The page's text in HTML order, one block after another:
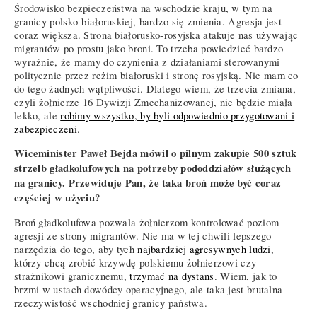
Środowisko bezpieczeństwa na wschodzie kraju, w tym na
granicy polsko-białoruskiej, bardzo się zmienia. Agresja jest
coraz większa. Strona białorusko-rosyjska atakuje nas używając
migrantów po prostu jako broni. To trzeba powiedzieć bardzo
wyraźnie, że mamy do czynienia z działaniami sterowanymi
politycznie przez reżim białoruski i stronę rosyjską. Nie mam co
do tego żadnych wątpliwości. Dlatego wiem, że trzecia zmiana,
czyli żołnierze 16 Dywizji Zmechanizowanej, nie będzie miała
lekko, alerobimy wszystko, by byli odpowiednio przygotowani i
zabezpieczeni.
Wiceminister Paweł Bejda mówił o pilnym zakupie 500 sztuk
strzelb gładkolufowych na potrzeby pododdziałów służących
na granicy. Przewiduje Pan, że taka broń może być coraz
częściej w użyciu?
Broń gładkolufowa pozwala żołnierzom kontrolować poziom
agresji ze strony migrantów. Nie ma w tej chwili lepszego
narzędzia do tego, aby tychnajbardziej agresywnych ludzi,
którzy chcą zrobić krzywdę polskiemu żołnierzowi czy
strażnikowi granicznemu,trzymać na dystans. Wiem, jak to
brzmi w ustach dowódcy operacyjnego, ale taka jest brutalna
rzeczywistość wschodniej granicy państwa.